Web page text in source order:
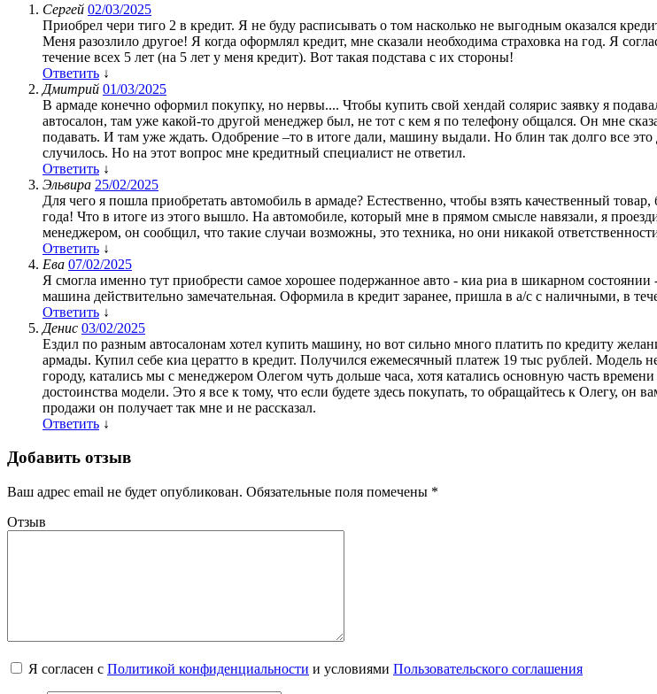
Сергей 02/03/2025
Приобрел чери тиго 2 в кредит. Я не буду расписывать о том насколько не выгодным оказался
Меня разозлило другое! Я когда оформлял кредит, мне сказали необходима страховка на год. Я
течение всех 5 лет (на 5 лет у меня кредит). Вот такая подстава с их стороны!
Ответить ↓
Дмитрий 01/03/2025
В армаде конечно оформил покупку, но нервы.... Чтобы купить свой хендай солярис заявку я
автосалон, там уже какой-то другой менеджер был, не тот с кем я по телефону общался. Он мне
подавать. И там уже ждать. Одобрение –то в итоге дали, машину выдали. Но блин так долго все
случилось. Но на этот вопрос мне кредитный специалист не ответил.
Ответить ↓
Эльвира 25/02/2025
Для чего я пошла приобретать автомобиль в армаде? Естественно, чтобы взять качественный
года! Что в итоге из этого вышло. На автомобиле, который мне в прямом смысле навязали, я
менеджером, он сообщил, что такие случаи возможны, это техника, но они никакой
Ответить ↓
Ева 07/02/2025
Я смогла именно тут приобрести самое хорошее подержанное авто - киа риа в шикарном
машина действительно замечательная. Оформила в кредит заранее, пришла в а/с с наличными, в
Ответить ↓
Денис 03/02/2025
Ездил по разным автосалонам хотел купить машину, но вот сильно много платить по кредиту
армады. Купил себе киа цератто в кредит. Получился ежемесячный платеж 19 тыс рублей. Модель
городу, катались мы с менеджером Олегом чуть дольше часа, хотя катались основную часть
достоинства модели. Это я все к тому, что если будете здесь покупать, то обращайтесь к Олегу,
продажи он получает так мне и не рассказал.
Ответить ↓
Добавить отзыв
Ваш адрес email не будет опубликован. Обязательные поля помечены *
Отзыв
Я согласен с Политикой конфиденциальности и условиями Пользовательского соглашения